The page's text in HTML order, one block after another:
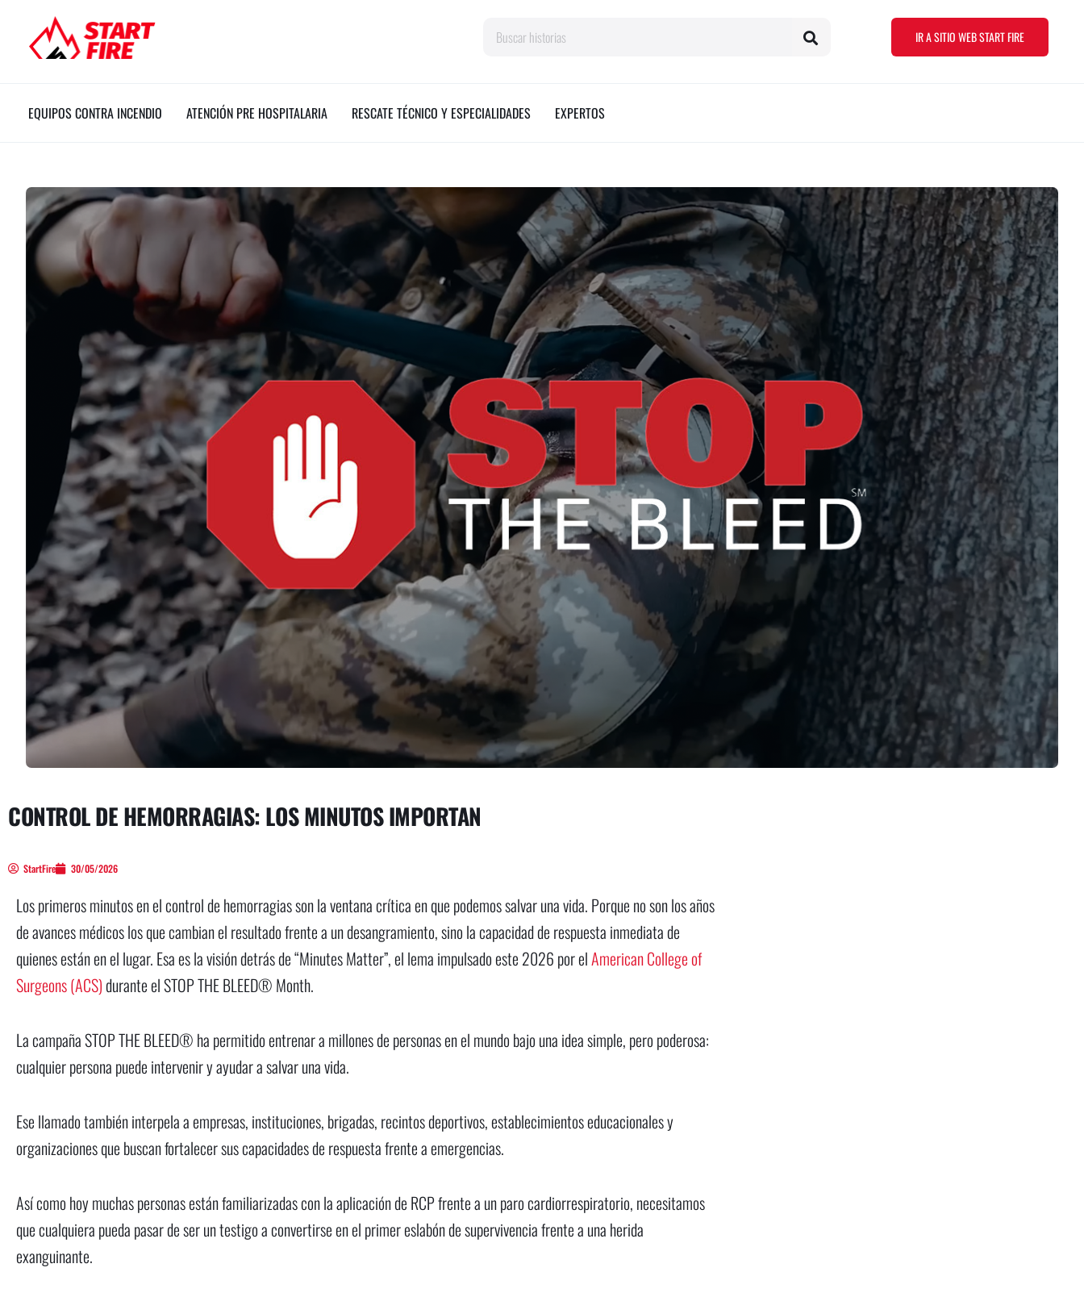
contenido
Search IR A SITIO WEB START FIRE
EQUIPOS CONTRA INCENDIO ATENCIÓN PRE HOSPITALARIA RESCATE TÉCNICO Y ESPECIALIDADES EXPERTOS
CONTROL DE HEMORRAGIAS: LOS MINUTOS IMPORTAN
StartFire 30/05/2026
Los primeros minutos en el control de hemorragias son la ventana crítica en que podemos salvar una vida. Porque no son los años
de avances médicos los que cambian el resultado frente a un desangramiento, sino la capacidad de respuesta inmediata de
quienes están en el lugar. Esa es la visión detrás de “Minutes Matter”, el lema impulsado este 2026 por elAmerican College of
Surgeons (ACS)durante el STOP THE BLEED® Month.
La campaña STOP THE BLEED® ha permitido entrenar a millones de personas en el mundo bajo una idea simple, pero poderosa:
cualquier persona puede intervenir y ayudar a salvar una vida.
Ese llamado también interpela a empresas, instituciones, brigadas, recintos deportivos, establecimientos educacionales y
organizaciones que buscan fortalecer sus capacidades de respuesta frente a emergencias.
Así como hoy muchas personas están familiarizadas con la aplicación de RCP frente a un paro cardiorrespiratorio, necesitamos
que cualquiera pueda pasar de ser un testigo a convertirse en el primer eslabón de supervivencia frente a una herida
exanguinante.